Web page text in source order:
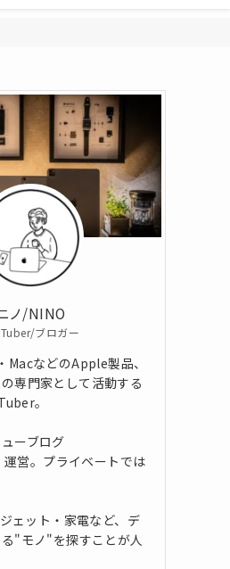
ノ/NINO
ブロガー
などのApple製品、
専門家として活動する
。
ーブログ
運営。プライベートでは
ェット・家電など、デ
"モノ"を探すことが人